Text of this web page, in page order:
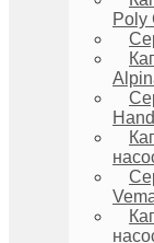
Poly